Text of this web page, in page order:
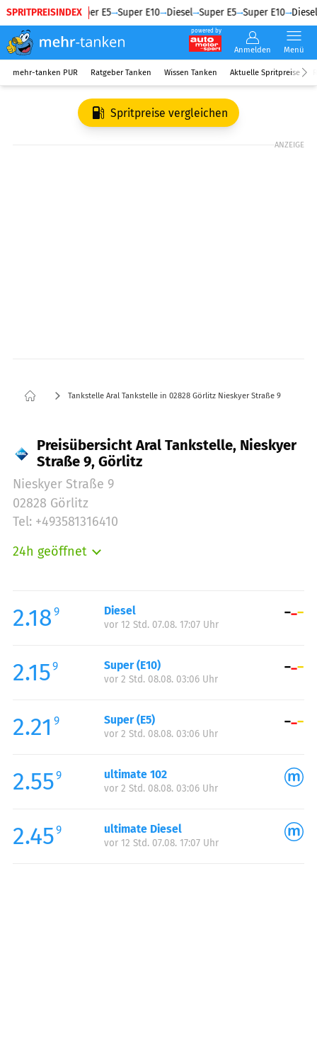
SPRITPREISINDEX
Diesel Super E5 Super E10 Diesel Super E5 Super E10 Diesel
powered by
Anmelden Menü
mehr-tanken PUR Ratgeber Tanken Wissen Tanken Aktuelle Spritpreise
Spritpreise vergleichen
ANZEIGE
Tankstelle Aral Tankstelle in 02828 Görlitz Nieskyer Straße 9
Preisübersicht Aral Tankstelle, Nieskyer
Straße 9, Görlitz
Nieskyer Straße 9
02828 Görlitz
Tel: +493581316410
24h geöffnet
Mittwoch:
00:00-24:00
Donnerstag:
Samstag:
00:00-24:00
Sonntag:
2.18 9 Diesel
vor 12 Std. 07.08. 17:07 Uhr
2.159 Super (E10)
vor 2 Std. 08.08. 03:06 Uhr
2.21 9 Super (E5)
vor 2 Std. 08.08. 03:06 Uhr
2.559 ultimate 102
vor 2 Std. 08.08. 03:06 Uhr
2.459 ultimate Diesel
vor 12 Std. 07.08. 17:07 Uhr